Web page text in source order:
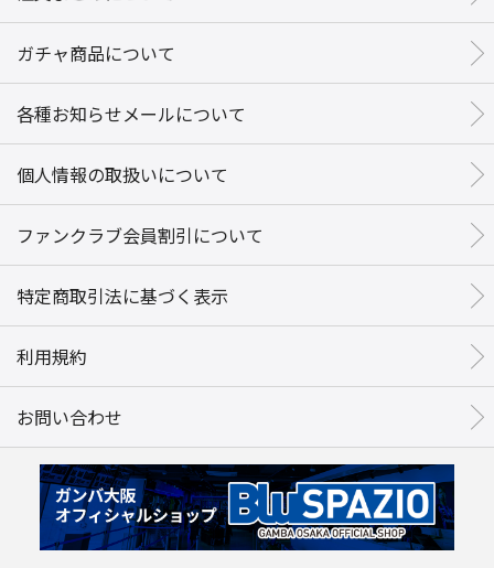
ガチャ商品について
各種お知らせメールについて
個人情報の取扱いについて
ファンクラブ会員割引について
特定商取引法に基づく表示
利用規約
お問い合わせ